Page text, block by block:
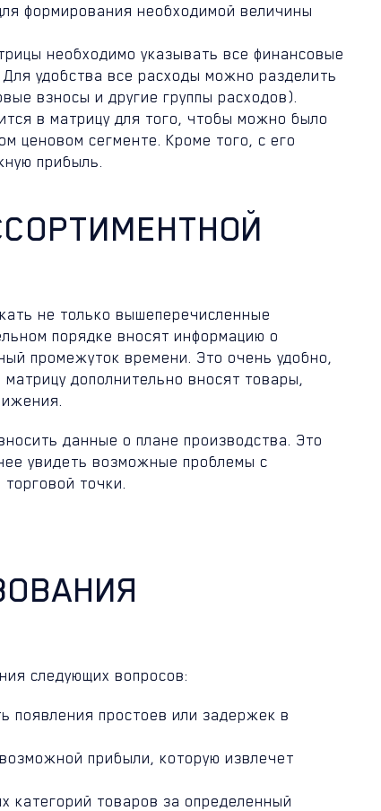
формирования необходимой величины
необходимо указывать все финансовые
удобства все расходы можно разделить
взносы и другие группы расходов).
в матрицу для того, чтобы можно было
ценовом сегменте. Кроме того, с его
прибыль.
не только вышеперечисленные
порядке вносят информацию о
промежуток времени. Это очень удобно,
дополнительно вносят товары,
данные о плане производства. Это
увидеть возможные проблемы с
точки.
следующих вопросов:
появления простоев или задержек в
прибыли, которую извлечет
категорий товаров за определенный